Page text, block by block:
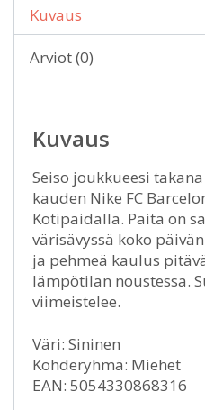
Kuvaus
Arviot (0)
Kuvaus
Seiso joukkueesi
kauden Nike FC
Kotipaidalla. Paita on
värisävyssä koko
ja pehmeä kaulus
lämpötilan noustessa.
viimeistelee.
Väri: Sininen
Kohderyhmä: Miehet
EAN: 5054330868316